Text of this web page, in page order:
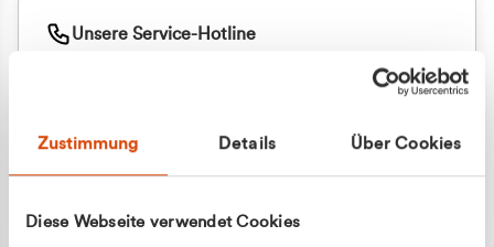
Zustimmung Details Über Cookies
Diese Webseite verwendet Cookies
Unsere Service-Hotline
+49 177 8376058